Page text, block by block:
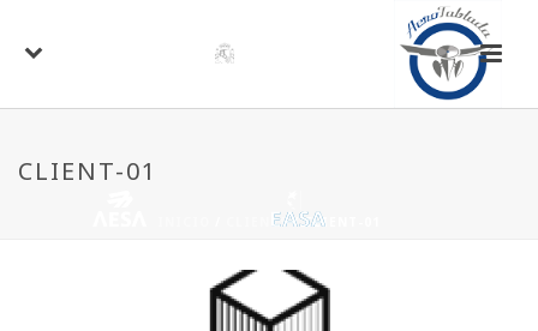
CLIENT-01
CLIENTS/ CLIENT-01